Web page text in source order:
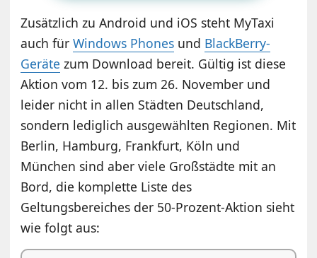
Zusätzlich zu Android und iOS steht MyTaxi
auch fürWindows Phones und BlackBerry-
Geräte zum Download bereit. Gültig ist diese
Aktion vom 12. bis zum 26. November und
leider nicht in allen Städten Deutschland,
sondern lediglich ausgewählten Regionen. Mit
Berlin, Hamburg, Frankfurt, Köln und
München sind aber viele Großstädte mit an
Bord, die komplette Liste des
Geltungsbereiches der 50-Prozent-Aktion sieht
wie folgt aus: